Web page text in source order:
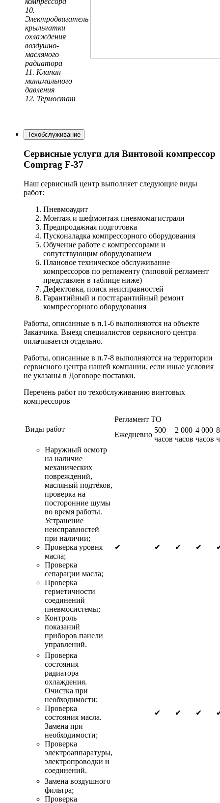
10.
Электродвигатель
крыльчатки
охлаждения
воздушно-
масляного
радиатора
11. Клапан
минимального
давления
12. Термостат
Техобслуживание
Сервисные услуги для Винтовой компрессор
Comprag F-37
Наш сервисный центр выполняет следующие виды
работ:
Пневмоаудит
Монтаж и шефмонтаж пневмомагистрали
Предпродажная подготовка
Пусконаладка компрессорного оборудования
Обучение работе с компрессорами и
сопутствующим оборудованием
Плановое техническое обслуживание
компрессоров по регламенту (типовой регламент
представлен в таблице ниже)
Дефектовка, поиск неисправностей
Гарантийный и постгарантийный ремонт
компрессорного оборудования
Работы, описанные в п.1-6 выполняются на объекте
Заказчика. Выезд специалистов сервисного центра
оплачивается отдельно.
Работы, описанные в п.7-8 выполняются на территории
сервисного центра нашей компании, если иные условия
не указаны в Договоре поставки.
Перечень работ по техобслуживанию винтовых
компрессоров
Виды работ
Регламент ТО
Ежедневно
500
часов
2 000
часов
4 000
часов
Наружный осмотр
на наличие
механических
повреждений,
масляный подтёков,
проверка на
посторонние шумы
во время работы.
Устранение
неисправностей
при наличии;
Проверка уровня
масла;
Проверка
сепарации масла;
Проверка
герметичности
соединений
пневмосистемы;
Контроль
показаний
приборов панели
управлений.
✔ ✔ ✔ ✔
Проверка
состояния
радиатора
охлаждения.
Очистка при
необходимости;
Проверка
состояния масла.
Замена при
необходимости;
Проверка
электроаппаратуры,
электропроводки и
соединений.
✔ ✔ ✔
Замена воздушного
фильтра;
Проверка